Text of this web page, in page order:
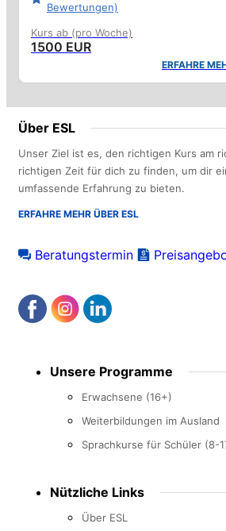
Bewertungen)
Kurs ab (pro Woche)
1500 EUR
ERFAHRE
Über ESL
Unser Ziel ist es, den richtigen Kurs am
richtigen Zeit für dich zu finden, um dir
umfassende Erfahrung zu bieten.
ERFAHRE MEHR ÜBER ESL
Beratungstermin
menu Unsere Programme
Erwachsene (16+)
Weiterbildungen im Ausland
Sprachkurse für Schüler (8-
Nützliche Links
Über ESL